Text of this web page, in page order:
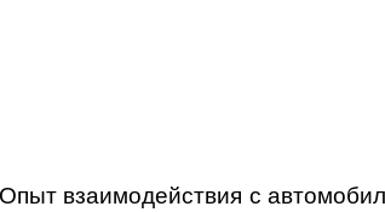
взаимодействия с